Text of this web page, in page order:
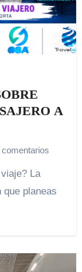
A
planeas